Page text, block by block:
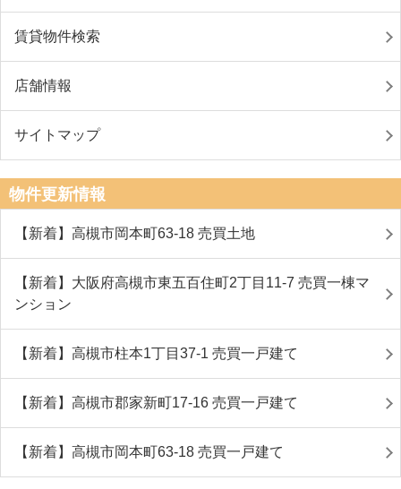
賃貸物件検索
店舗情報
サイトマップ
物件更新情報
【新着】高槻市岡本町63-18 売買土地
【新着】大阪府高槻市東五百住町2丁目11-7 売買一棟マ
ンション
【新着】高槻市柱本1丁目37-1 売買一戸建て
【新着】高槻市郡家新町17-16 売買一戸建て
【新着】高槻市岡本町63-18 売買一戸建て